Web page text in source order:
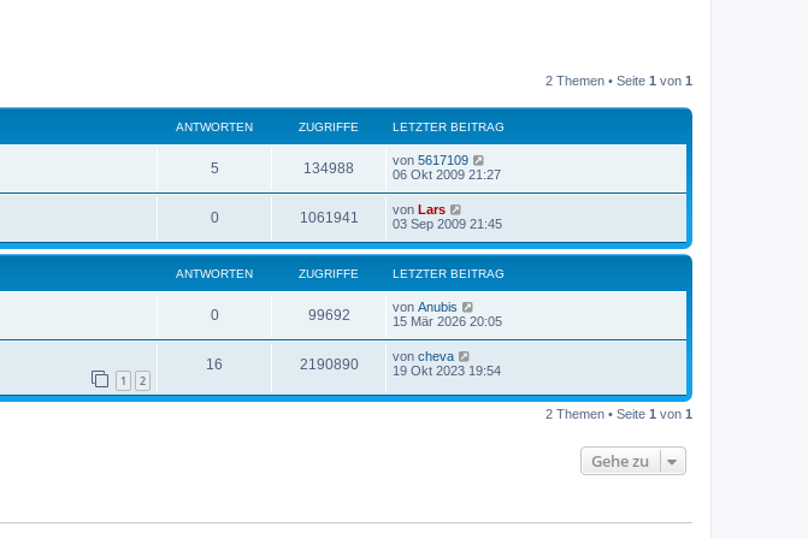
2 Themen • Seite 1 von 1
ANTWORTEN ZUGRIFFE LETZTER BEITRAG
5 134988 von 5617109
06 Okt 2009 21:27
0 1061941 von Lars
03 Sep 2009 21:45
ANTWORTEN ZUGRIFFE LETZTER BEITRAG
0 99692 von Anubis
15 Mär 2026 20:05
1 2
16 2190890 von cheva
19 Okt 2023 19:54
2 Themen • Seite 1 von 1
Gehe zu